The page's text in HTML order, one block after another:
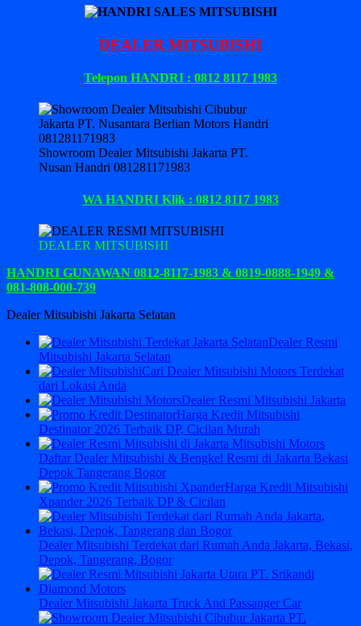
DEALER MITSUBISHI
Telepon HANDRI : 0812 8117 1983
Showroom Dealer Mitsubishi Jakarta PT.
Nusan Handri 081281171983
WA HANDRI Klik : 0812 8117 1983
DEALER MITSUBISHI
HANDRI GUNAWAN 0812-8117-1983 & 0819-0888-1949 &
081-808-000-739
Dealer Mitsubishi Jakarta Selatan
Dealer Resmi
Mitsubishi Jakarta Selatan
Cari Dealer Mitsubishi Motors Terdekat
dari Lokasi Anda
Dealer Resmi Mitsubishi Jakarta
Harga Kredit Mitsubishi
Destinator 2026 Terbaik DP, Cicilan Murah
Daftar Dealer Mitsubishi & Bengkel Resmi di Jakarta Bekasi
Depok Tangerang Bogor
Harga Kredit Mitsubishi
Xpander 2026 Terbaik DP & Cicilan
Dealer Mitsubishi Terdekat dari Rumah Anda Jakarta, Bekasi,
Depok, Tangerang, Bogor
Dealer Mitsubishi Jakarta Truck And Passanger Car